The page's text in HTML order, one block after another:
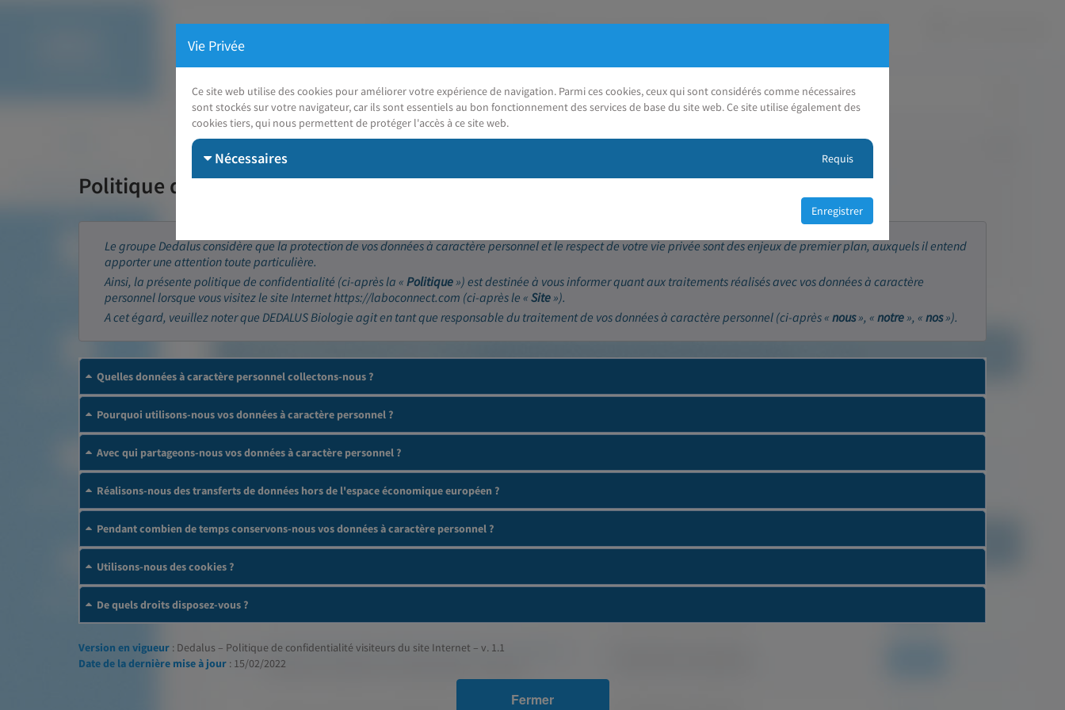
Politique de confidentialité (RGPD)
Le groupe Dedalus considère que la protection de vos données à caractère personnel et le respect de votre vie privée sont des enjeux de premier plan, auxquels il entend
apporter une attention toute particulière.
Ainsi, la présente politique de confidentialité (ci-après la « Politique») est destinée à vous informer quant aux traitements réalisés avec vos données à caractère
personnel lorsque vous visitez le site Internet https://laboconnect.com (ci-après le « Site»).
A cet égard, veuillez noter que DEDALUS Biologie agit en tant que responsable du traitement de vos données à caractère personnel (ci-après « nous», « notre», « nos»).
Quelles données à caractère personnel collectons-nous ?
Pourquoi utilisons-nous vos données à caractère personnel ?
Avec qui partageons-nous vos données à caractère personnel ?
Réalisons-nous des transferts de données hors de l'espace économique européen ?
Pendant combien de temps conservons-nous vos données à caractère personnel ?
Utilisons-nous des cookies ?
De quels droits disposez-vous ?
Version en vigueur : Dedalus – Politique de confidentialité visiteurs du site Internet – v. 1.1
Date de la dernière mise à jour : 15/02/2022
Fermer
Vie Privée
Ce site web utilise des cookies pour améliorer votre expérience de navigation. Parmi ces cookies, ceux qui sont considérés comme nécessaires
sont stockés sur votre navigateur, car ils sont essentiels au bon fonctionnement des services de base du site web. Ce site utilise également des
cookies tiers, qui nous permettent de protéger l'accès à ce site web.
Nécessaires Requis